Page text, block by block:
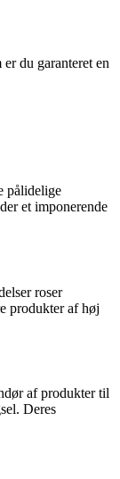
du garanteret en
pålidelige
et imponerende
roser
produkter af høj
af produkter til
Deres